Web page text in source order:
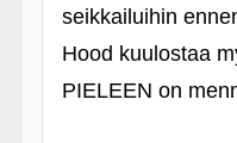
seikkailuihin
Hood kuulostaa
PIELEEN on